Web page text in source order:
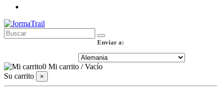
Enviar a:
0 Mi carrito /Vacío
Su carrito
×